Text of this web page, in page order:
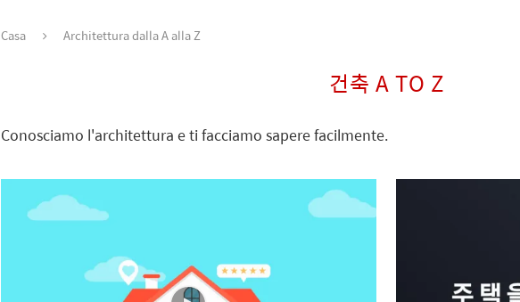
Casa Architettura dalla A alla Z
건축 A TO Z
Conosciamo l'architettura e ti facciamo sapere facilmente.